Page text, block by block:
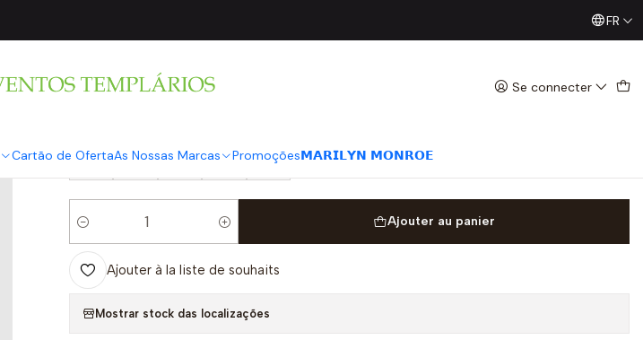
Se connecter
Cartão de OfertaAs Nossas Marcas Promoções𝗠𝗔𝗥𝗜𝗟𝗬𝗡 𝗠𝗢𝗡𝗥𝗢𝗘
Já conhece os nossos Diretos? Todas as Segundas /FR
|
35 36 38 39 40
Quantité
Ajouter au panier
Ajouter à la liste de souhaits
Mostrar stock das localizações